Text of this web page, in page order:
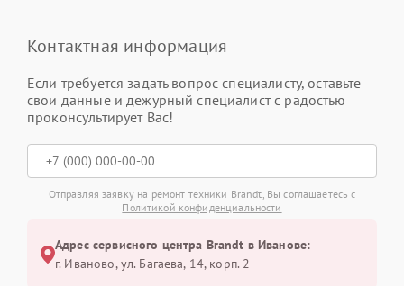
Контактная информация
Если требуется задать вопрос специалисту, оставьте
свои данные и дежурный специалист с радостью
проконсультирует Вас!
Отправляя заявку на ремонт техники Brandt, Вы соглашаетесь с
Политикой конфиденциальности
Адрес сервисного центра Brandt в Иванове:
г. Иваново, ул. Багаева, 14, корп. 2